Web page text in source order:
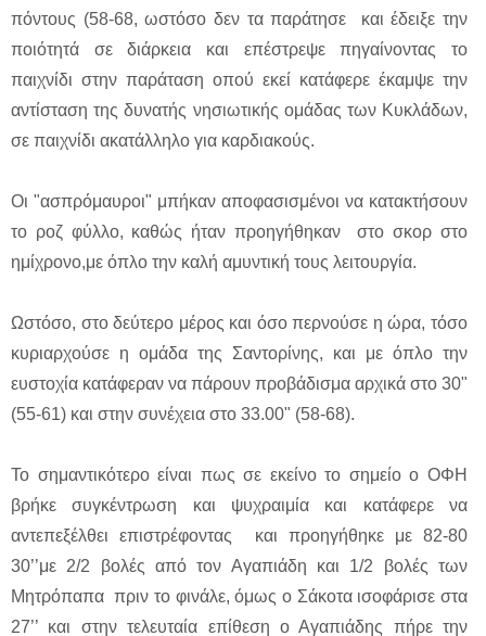
πόντους (58-68, ωστόσο δεν τα παράτησε και έδειξε την
ποιότητά σε διάρκεια και επέστρεψε πηγαίνοντας το
παιχνίδι στην παράταση οπού εκεί κατάφερε έκαμψε την
αντίσταση της δυνατής νησιωτικής ομάδας των Κυκλάδων,
σε παιχνίδι ακατάλληλο για καρδιακούς.
Οι "ασπρόμαυροι" μπήκαν αποφασισμένοι να κατακτήσουν
το ροζ φύλλο, καθώς ήταν προηγήθηκαν στο σκορ στο
ημίχρονο,με όπλο την καλή αμυντική τους λειτουργία.
Ωστόσο, στο δεύτερο μέρος και όσο περνούσε η ώρα, τόσο
κυριαρχούσε η ομάδα της Σαντορίνης, και με όπλο την
ευστοχία κατάφεραν να πάρουν προβάδισμα αρχικά στο 30"
(55-61) και στην συνέχεια στο 33.00" (58-68).
Το σημαντικότερο είναι πως σε εκείνο το σημείο ο ΟΦΗ
βρήκε συγκέντρωση και ψυχραιμία και κατάφερε να
αντεπεξέλθει επιστρέφοντας και προηγήθηκε με 82-80
30’’με 2/2 βολές από τον Αγαπιάδη και 1/2 βολές των
Μητρόπαπα πριν το φινάλε, όμως ο Σάκοτα ισοφάρισε στα
27’’ και στην τελευταία επίθεση ο Αγαπιάδης πήρε την